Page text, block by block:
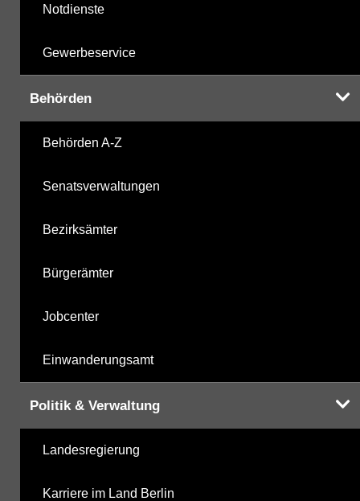
Notdienste
Gewerbeservice
Behörden
Behörden A-Z
Senatsverwaltungen
Bezirksämter
Bürgerämter
Jobcenter
Einwanderungsamt
Politik & Verwaltung
Landesregierung
Karriere im Land Berlin